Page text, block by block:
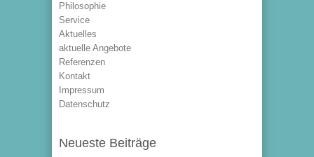
Philosophie
Service
Aktuelles
aktuelle Angebote
Referenzen
Kontakt
Impressum
Datenschutz
Neueste Beiträge